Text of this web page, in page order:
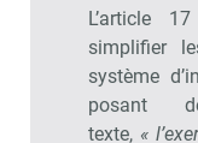
L’article
simplifier
système
posant
texte, «